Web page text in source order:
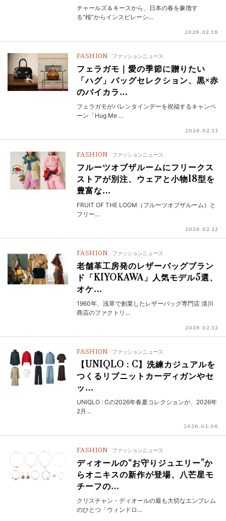
チャールズ＆キースから、日本の春を象徴す
る“桜”からインスピレーシ…
2026.02.16
FASHION ファッションニュース
フェラガモ｜愛の季節に贈りたい
「ハグ」バッグセレクション、黒×赤
のバイカラ…
フェラガモがバレンタインデーを祝福するキャンペ
ーン「Hug Me …
2026.02.13
FASHION ファッションニュース
フルーツオブザルームにフリークス
ストアが別注、ウェアと小物18型を
豊富な…
FRUIT OF THE LOOM（フルーツオブザルーム）と
フリー…
2026.02.12
FASHION ファッションニュース
老舗革工房発のレザーバッグブラン
ド「KIYOKAWA」人気モデル5選、
オケ…
1960年、浅草で創業したレザーバッグ専門店 清川
商店のファクトリ…
2026.02.12
FASHION ファッションニュース
【UNIQLO : C】洗練カジュアルを
つくるリブニットカーディガンやセ
ッ…
UNIQLO : Cの2026年春夏コレクションが、2026年
2月…
2026.02.06
FASHION ファッションニュース
ディオールの“お守りジュエリー”か
らオニキスの新作が登場、八芒星モ
チーフの…
クリスチャン・ディオールの最も大切なエンブレム
のひとつ「ウィンドロ…